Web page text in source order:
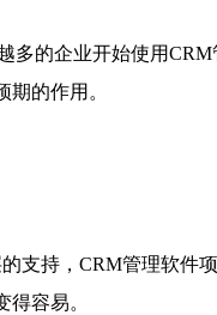
的企业开始使用
的作用。
持，CRM管理软件
容易。